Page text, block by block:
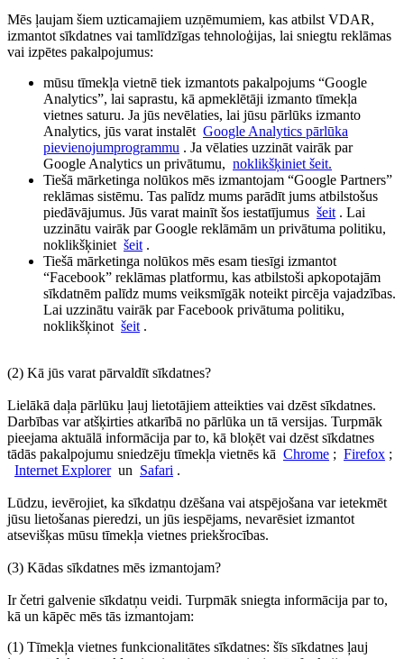
Mēs ļaujam šiem uzticamajiem uzņēmumiem, kas atbilst VDAR,
izmantot sīkdatnes vai tamlīdzīgas tehnoloģijas, lai sniegtu reklāmas
vai izpētes pakalpojumus:
mūsu tīmekļa vietnē tiek izmantots pakalpojums “Google
Analytics”, lai saprastu, kā apmeklētāji izmanto tīmekļa
vietnes saturu. Ja jūs nevēlaties, lai jūsu pārlūks izmanto
Analytics, jūs varat instalēt Google Analytics pārlūka
pievienojumprogrammu . Ja vēlaties uzzināt vairāk par
Google Analytics un privātumu, noklikšķiniet šeit.
Tiešā mārketinga nolūkos mēs izmantojam “Google Partners”
reklāmas sistēmu. Tas palīdz mums parādīt jums atbilstošus
piedāvājumus. Jūs varat mainīt šos iestatījumus šeit . Lai
uzzinātu vairāk par Google reklāmām un privātuma politiku,
noklikšķiniet šeit .
Tiešā mārketinga nolūkos mēs esam tiesīgi izmantot
“Facebook” reklāmas platformu, kas atbilstoši apkopotajām
sīkdatnēm palīdz mums veiksmīgāk noteikt pircēja vajadzības.
Lai uzzinātu vairāk par Facebook privātuma politiku,
noklikšķinot šeit .
(2) Kā jūs varat pārvaldīt sīkdatnes?
Lielākā daļa pārlūku ļauj lietotājiem atteikties vai dzēst sīkdatnes.
Darbības var atšķirties atkarībā no pārlūka un tā versijas. Turpmāk
pieejama aktuālā informācija par to, kā bloķēt vai dzēst sīkdatnes
tādās pakalpojumu sniedzēju tīmekļa vietnēs kā Chrome ; Firefox ;
Internet Explorer un Safari .
Lūdzu, ievērojiet, ka sīkdatņu dzēšana vai atspējošana var ietekmēt
jūsu lietošanas pieredzi, un jūs iespējams, nevarēsiet izmantot
atsevišķas mūsu tīmekļa vietnes priekšrocības.
(3) Kādas sīkdatnes mēs izmantojam?
Ir četri galvenie sīkdatņu veidi. Turpmāk sniegta informācija par to,
kā un kāpēc mēs tās izmantojam:
(1) Tīmekļa vietnes funkcionalitātes sīkdatnes: šīs sīkdatnes ļauj